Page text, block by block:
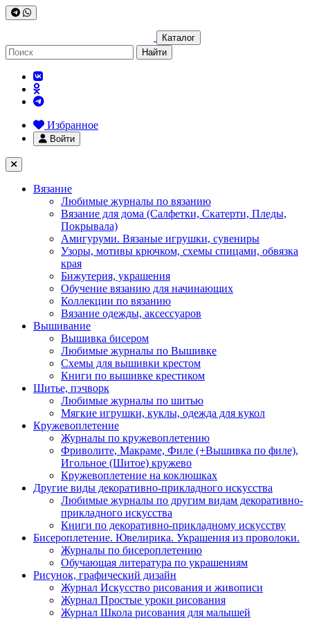
Каталог
Найти
Избранное
Войти
Вязание
Любимые журналы по вязанию
Вязание для дома (Салфетки, Скатерти, Пледы,
Покрывала)
Амигуруми. Вязаные игрушки, сувениры
Узоры, мотивы крючком, схемы спицами, обвязка
края
Бижутерия, украшения
Обучение вязанию для начинающих
Коллекции по вязанию
Вязание одежды, аксессуаров
Вышивание
Вышивка бисером
Любимые журналы по Вышивке
Схемы для вышивки крестом
Книги по вышивке крестиком
Шитье, пэчворк
Любимые журналы по шитью
Мягкие игрушки, куклы, одежда для кукол
Кружевоплетение
Журналы по кружевоплетению
Фриволите, Макраме, Филе (+Вышивка по филе),
Игольное (Шитое) кружево
Кружевоплетение на коклюшках
Другие виды декоративно-прикладного искусства
Любимые журналы по другим видам декоративно-
прикладного искусства
Книги по декоративно-прикладному искусству
Бисероплетение. Ювелирика. Украшения из проволоки.
Журналы по бисероплетению
Обучающая литература по украшениям
Рисунок, графический дизайн
Журнал Искусство рисования и живописи
Журнал Простые уроки рисования
Журнал Школа рисования для малышей